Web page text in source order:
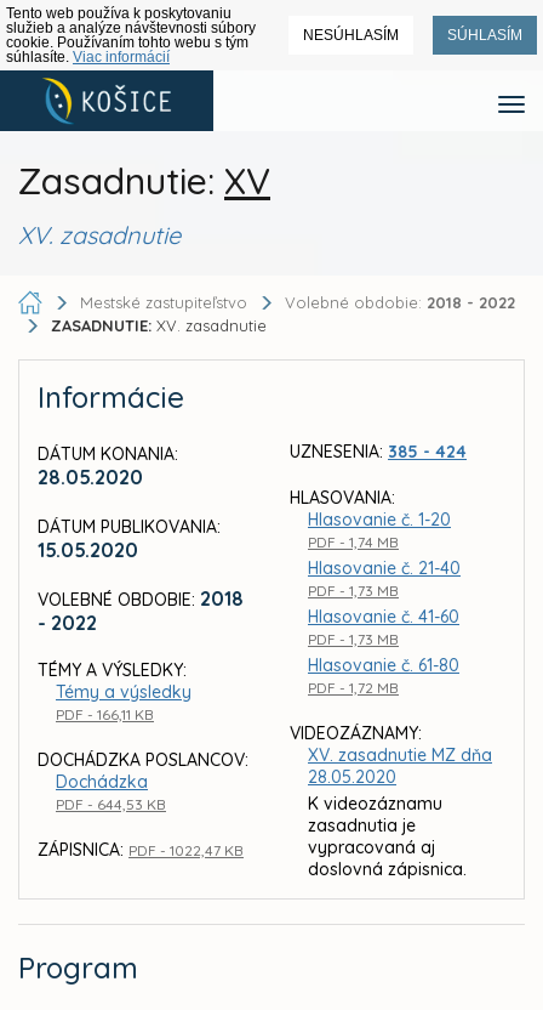
Tento web používa k poskytovaniu
služieb a analýze návštevnosti súbory
cookie. Používaním tohto webu s tým
súhlasíte. Viac informácií
NESÚHLASÍM SÚHLASÍM
Zasadnutie: XV
XV. zasadnutie
Mestské zastupiteľstvo Volebné obdobie: 2018 - 2022
ZASADNUTIE: XV. zasadnutie
Informácie
DÁTUM KONANIA:
28.05.2020
DÁTUM PUBLIKOVANIA:
15.05.2020
VOLEBNÉ OBDOBIE: 2018
- 2022
TÉMY A VÝSLEDKY:
Témy a výsledky
PDF - 166,11 KB
DOCHÁDZKA POSLANCOV:
Dochádzka
PDF - 644,53 KB
ZÁPISNICA: PDF - 1022,47 KB
UZNESENIA: 385 - 424
HLASOVANIA:
Hlasovanie č. 1-20
PDF - 1,74 MB
Hlasovanie č. 21-40
PDF - 1,73 MB
Hlasovanie č. 41-60
PDF - 1,73 MB
Hlasovanie č. 61-80
PDF - 1,72 MB
VIDEOZÁZNAMY:
XV. zasadnutie MZ dňa
28.05.2020
K videozáznamu
zasadnutia je
vypracovaná aj
doslovná zápisnica.
Program